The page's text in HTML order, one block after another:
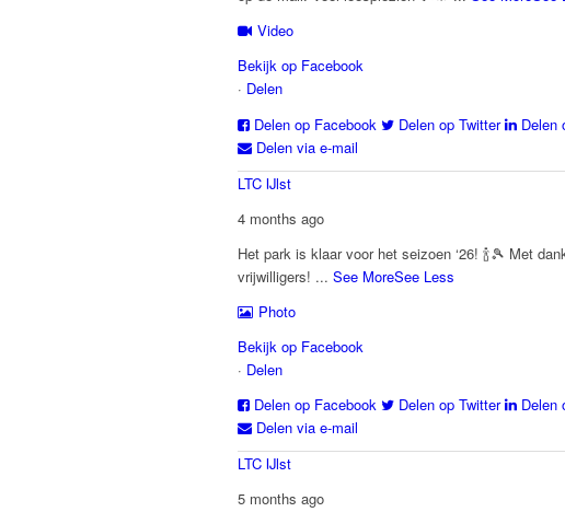
Video
Bekijk op Facebook
· Delen
Delen op Facebook
Delen op Twitter
Delen
Delen via e-mail
LTC IJlst
4 months ago
Het park is klaar voor het seizoen ‘26! 🍾🎾 Met
vrijwilligers! ... See MoreSee Less
Photo
Bekijk op Facebook
· Delen
Delen op Facebook
Delen op Twitter
Delen
Delen via e-mail
LTC IJlst
5 months ago